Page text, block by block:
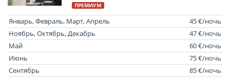
ПРЕМИУМ
Январь, Февраль, Март, Апрель
45 €/ночь
Ноябрь, Октябрь, Декабрь
47 €/ночь
Май
60 €/ночь
Июнь
75 €/ночь
Сентябрь
85 €/ночь